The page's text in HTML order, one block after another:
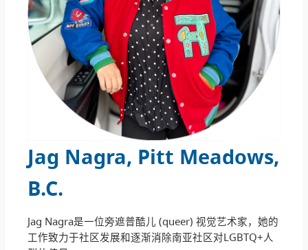
Jag Nagra, Pitt Meadows,
B.C.
Jag Nagra是一位旁遮普酷儿 (queer) 视觉艺术家，她的
工作致力于社区发展和逐渐消除南亚社区对LGBTQ+人